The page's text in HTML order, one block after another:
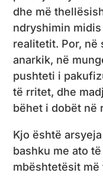
dhe më
ndryshimin
realitetit. Por, në
anarkik, në
pushteti i
të rritet, dhe
bëhet i dobët në
Kjo është
bashku me ato
mbështetësit më